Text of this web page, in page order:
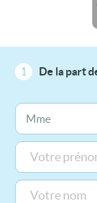
1 De la part